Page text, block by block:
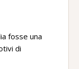
fosse una
di